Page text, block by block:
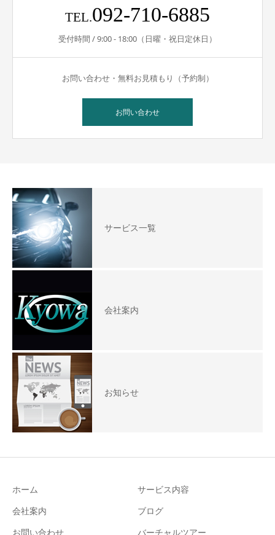
TEL.092-710-6885
受付時間 / 9:00 - 18:00（日曜・祝日定休日）
お問い合わせ・無料お見積もり（予約制）
お問い合わせ
サービス一覧
会社案内
お知らせ
ホーム
サービス内容
会社案内
ブログ
お問い合わせ
バーチャルツアー